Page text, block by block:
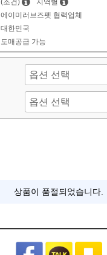
(조건)
지역별
에이미러브즈펫 협력업체
대한민국
도매공급 가능
상품이 품절되었습니다.